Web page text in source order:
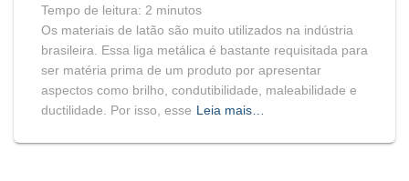
Tempo de leitura: 2 minutos
Os materiais de latão são muito utilizados na indústria
brasileira. Essa liga metálica é bastante requisitada para
ser matéria prima de um produto por apresentar
aspectos como brilho, condutibilidade, maleabilidade e
ductilidade. Por isso, esse Leia mais…